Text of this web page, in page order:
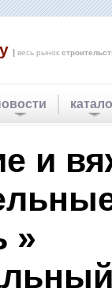
| весь рынок
и
»